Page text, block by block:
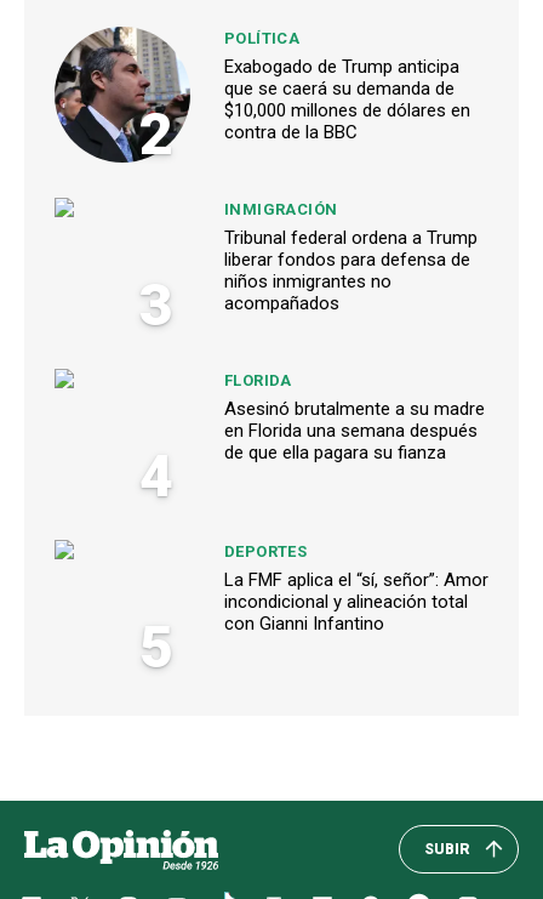
2
POLÍTICA
Exabogado de Trump anticipa
que se caerá su demanda de
$10,000 millones de dólares en
contra de la BBC
3
INMIGRACIÓN
Tribunal federal ordena a Trump
liberar fondos para defensa de
niños inmigrantes no
acompañados
4
FLORIDA
Asesinó brutalmente a su madre
en Florida una semana después
de que ella pagara su fianza
5
DEPORTES
La FMF aplica el “sí, señor”: Amor
incondicional y alineación total
con Gianni Infantino
SUBIR